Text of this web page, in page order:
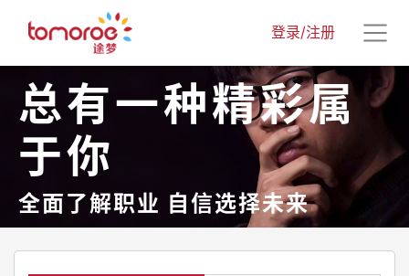
登录/注册
总有一种精彩属
于你
全面了解职业 自信选择未来